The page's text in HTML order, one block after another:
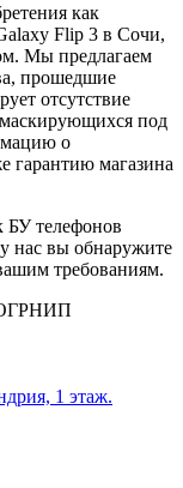
как
Flip 3 в Сочи,
Мы предлагаем
прошедшие
отсутствие
под
о
гарантию магазина
БУ телефонов
нас вы обнаружите
требованиям.
ОГРНИП
1 этаж.